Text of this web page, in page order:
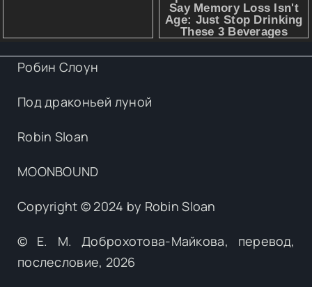
Робин Слоун
Под драконьей луной
Robin Sloan
MOONBOUND
Copyright © 2024 by Robin Sloan
© Е. М. Доброхотова-Майкова, перевод,
послесловие, 2026